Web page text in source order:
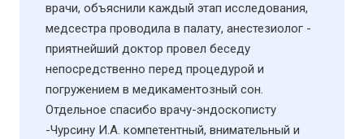
врачи, объяснили каждый этап исследования,
медсестра проводила в палату, анестезиолог -
приятнейший доктор провел беседу
непосредственно перед процедурой и
погружением в медикаментозный сон.
Отдельное спасибо врачу-эндоскописту
-Чурсину И.А. компетентный, внимательный и